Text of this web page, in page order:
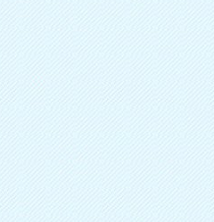
participación
Categoría
Marca